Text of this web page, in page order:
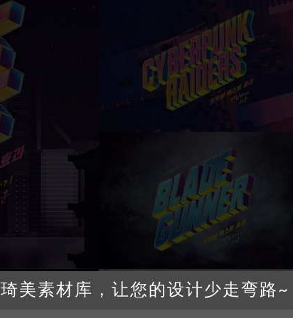
琦美素材库，让您的设计少走弯路~